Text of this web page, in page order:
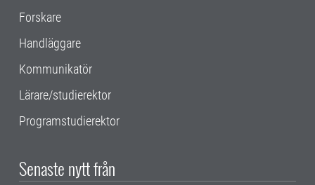
Forskare
Handläggare
Kommunikatör
Lärare/studierektor
Programstudierektor
Senaste nytt från